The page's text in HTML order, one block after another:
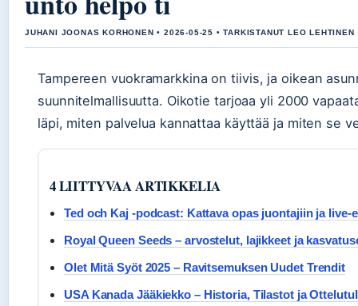
JUHANI JOONAS KORHONEN • 2026-05-25 • TARKISTANUT LEO LEHTINEN
Tampereen vuokramarkkina on tiivis, ja oikean
suunnitelmallisuutta. Oikotie tarjoaa yli 2000
läpi, miten palvelua kannattaa käyttää ja miten se
4 LIITTYVAA ARTIKKELIA
Ted och Kaj -podcast: Kattava opas juontajiin ja live-
Royal Queen Seeds – arvostelut, lajikkeet ja
Olet Mitä Syöt 2025 – Ravitsemuksen Uudet Trendit
USA Kanada Jääkiekko – Historia, Tilastot ja